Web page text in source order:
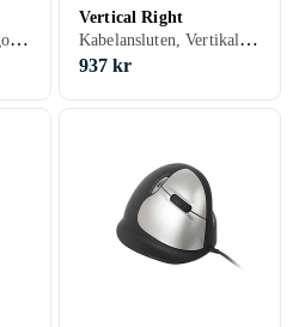
Trådlös, Vertikal, Ergonomisk, Även för vänsterhänta, Ergonomisk design, 4, 1600 dpi
Vertical Right
Kabelansluten, Vertikal, Ergonomisk, Även för vänsterhänta, Ergonomisk design, 5, 400 dpi
937 kr